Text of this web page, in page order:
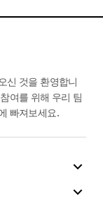
신 것을 환영합니
여를 위해 우리 팀
빠져보세요.